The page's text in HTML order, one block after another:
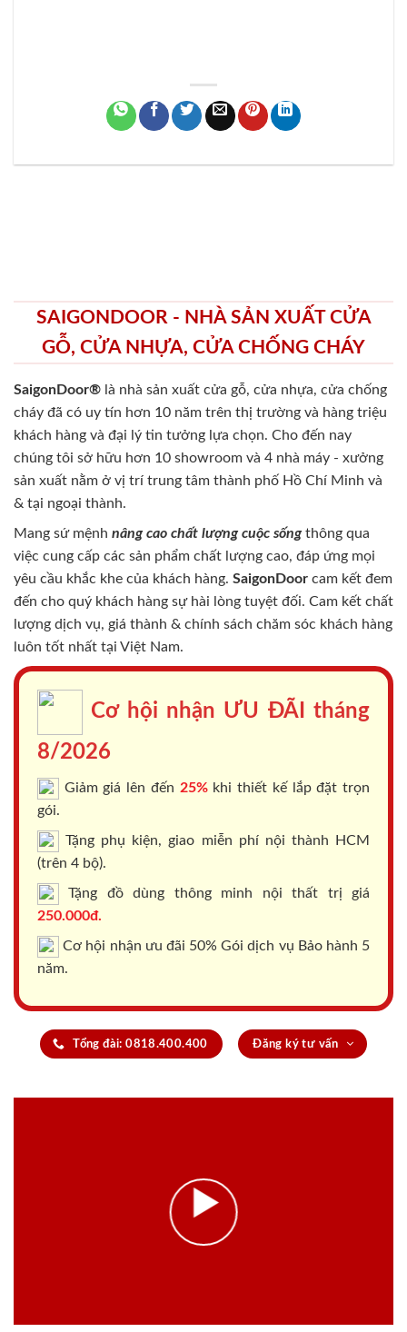
SAIGONDOOR - NHÀ SẢN XUẤT CỬA
GỖ, CỬA NHỰA, CỬA CHỐNG CHÁY
SaigonDoor® là nhà sản xuất cửa gỗ, cửa nhựa, cửa chống
cháy đã có uy tín hơn 10 năm trên thị trường và hàng triệu
khách hàng và đại lý tin tưởng lựa chọn. Cho đến nay
chúng tôi sở hữu hơn 10 showroom và 4 nhà máy - xưởng
sản xuất nằm ở vị trí trung tâm thành phố Hồ Chí Minh và
& tại ngoại thành.
Mang sứ mệnh nâng cao chất lượng cuộc sốngthông qua
việc cung cấp các sản phẩm chất lượng cao, đáp ứng mọi
yêu cầu khắc khe của khách hàng. SaigonDoor cam kết đem
đến cho quý khách hàng sự hài lòng tuyệt đối. Cam kết chất
lượng dịch vụ, giá thành & chính sách chăm sóc khách hàng
luôn tốt nhất tại Việt Nam.
Cơ hội nhận ƯU ĐÃI tháng
8/2026
Giảm giá lên đến 25%khi thiết kế lắp đặt trọn
gói.
Tặng phụ kiện, giao miễn phí nội thành HCM
(trên 4 bộ).
Tặng đồ dùng thông minh nội thất trị giá
250.000đ.
Cơ hội nhận ưu đãi 50% Gói dịch vụ Bảo hành 5
năm.
Tổng đài: 0818.400.400 Đăng ký tư vấn